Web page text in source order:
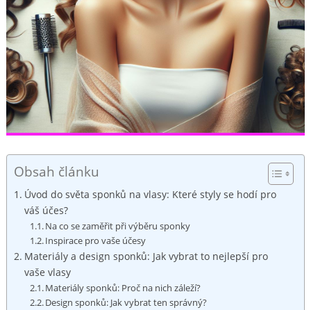
Obsah článku
Úvod do světa sponků na vlasy:​ Které styly se hodí pro
váš účes?
Na co se zaměřit při výběru sponky
Inspirace pro vaše účesy
Materiály a design⁤ sponků: Jak vybrat to nejlepší pro‍
vaše vlasy
Materiály sponků: Proč na nich záleží?
Design sponků: Jak vybrat ten správný?